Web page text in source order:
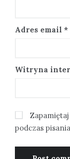
Adres email *
Witryna
podczas